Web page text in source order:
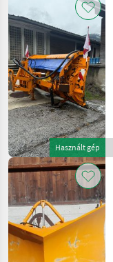
Használt gép